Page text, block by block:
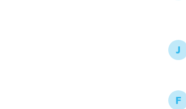
J
F